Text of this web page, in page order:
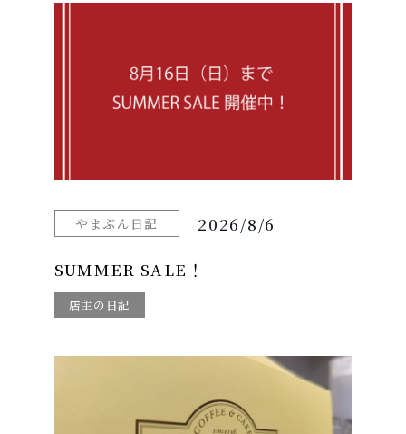
やまぶん日記 2026/8/6
SUMMER SALE！
店主の日記